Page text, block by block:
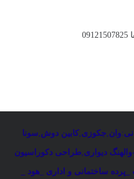
:وان,جکوزی,کابین دوش,سونا
دیواری,طراحی دکوراسیون
_پرده ساختمانی و اداری _هود _